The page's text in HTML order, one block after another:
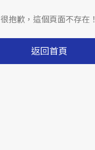
很抱歉，這個頁面不存在！
返回首頁